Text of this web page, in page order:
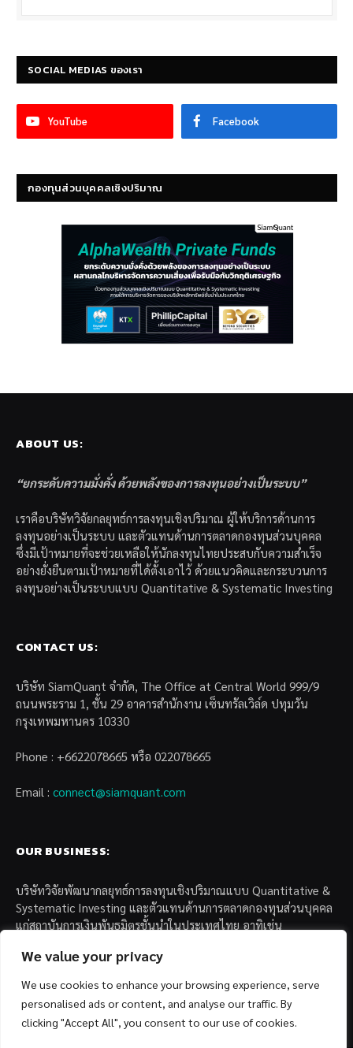
We value your privacy
We use cookies to enhance your browsing experience, serve
personalised ads or content, and analyse our traffic. By
clicking "Accept All", you consent to our use of cookies.
SOCIAL MEDIAS ของเรา
YouTube Facebook
กองทุนส่วนบุคคลเชิงปริมาณ
ABOUT US:
“ยกระดับความมั่งคั่ง ด้วยพลังของการลงทุนอย่างเป็นระบบ”
เราคือบริษัทวิจัยกลยุทธ์การลงทุนเชิงปริมาณ ผู้ให้บริการด้านการ
ลงทุนอย่างเป็นระบบ และตัวแทนด้านการตลาดกองทุนส่วนบุคคล
ซึ่งมีเป้าหมายที่จะช่วยเหลือให้นักลงทุนไทยประสบกับความสำเร็จ
อย่างยั่งยืนตามเป้าหมายที่ได้ตั้งเอาไว้ ด้วยแนวคิดและกระบวนการ
ลงทุนอย่างเป็นระบบแบบ Quantitative & Systematic Investing
CONTACT US:
บริษัท SiamQuant จำกัด, The Office at Central World 999/9
ถนนพระราม 1, ชั้น 29 อาคารสำนักงาน เซ็นทรัลเวิล์ด ปทุมวัน
กรุงเทพมหานคร 10330
Phone : +6622078665 หรือ 022078665
Email : connect@siamquant.com
OUR BUSINESS:
บริษัทวิจัยพัฒนากลยุทธ์การลงทุนเชิงปริมาณแบบ Quantitative &
Systematic Investing และตัวแทนด้านการตลาดกองทุนส่วนบุคคล
แก่สถาบันการเงินพันธมิตรชั้นนำในประเทศไทย อาทิเช่น
– บล. กรุงไทย เอ็กซ์สปริง จำกัด
– บล. ฟิลลิป (ประเทศไทย) จำกัด (มหาชน)